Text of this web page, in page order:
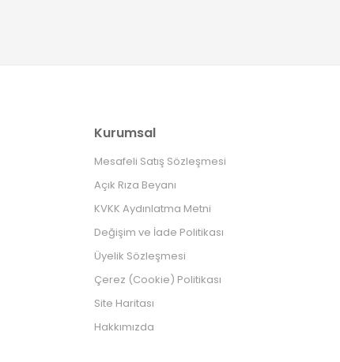
Kurumsal
Mesafeli Satış Sözleşmesi
Açık Rıza Beyanı
KVKK Aydınlatma Metni
Değişim ve İade Politikası
Üyelik Sözleşmesi
Çerez (Cookie) Politikası
Site Haritası
Hakkımızda